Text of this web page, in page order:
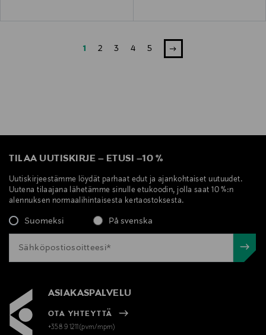
1 2 3 4 5
TILAA UUTISKIRJE – ETUSI –10 %
Uutiskirjeestämme löydät parhaat edut ja ajankohtaiset uutuudet.
Uutena tilaajana lähetämme sinulle etukoodin, jolla saat 10 %:n
alennuksen normaalihintaisesta kertaostoksesta.
Suomeksi På svenska
ASIAKASPALVELU
OTA YHTEYTTÄ
+358 9 1211(pvm/mpm)